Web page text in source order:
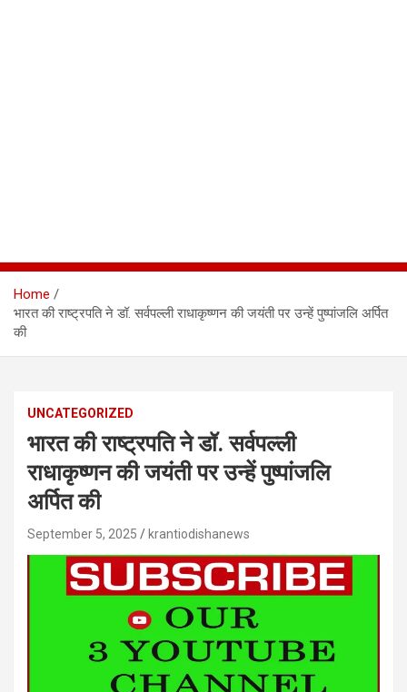
Home
भारत की राष्ट्रपति ने डॉ. सर्वपल्ली राधाकृष्णन की जयंती पर उन्हें पुष्पांजलि अर्पित
की
UNCATEGORIZED
भारत की राष्ट्रपति ने डॉ. सर्वपल्ली
राधाकृष्णन की जयंती पर उन्हें पुष्पांजलि
अर्पित की
September 5, 2025 krantiodishanews